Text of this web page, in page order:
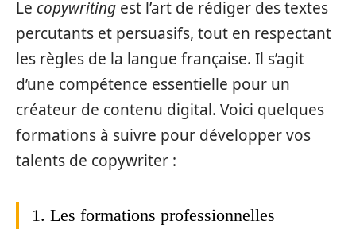
Le copywriting est l’art de rédiger des textes
percutants et persuasifs, tout en respectant
les règles de la langue française. Il s’agit
d’une compétence essentielle pour un
créateur de contenu digital. Voici quelques
formations à suivre pour développer vos
talents de copywriter :
1. Les formations professionnelles